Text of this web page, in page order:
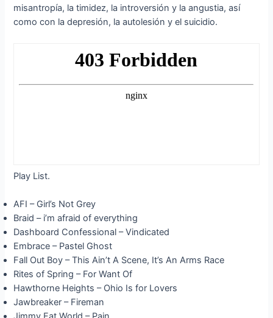
misantropía, la timidez, la introversión y la angustia, así
como con la depresión, la autolesión y el suicidio.
Play List.
AFI – Girl’s Not Grey
Braid – i’m afraid of everything
Dashboard Confessional – Vindicated
Embrace – Pastel Ghost
Fall Out Boy – This Ain’t A Scene, It’s An Arms Race
Rites of Spring – For Want Of
Hawthorne Heights – Ohio Is for Lovers
Jawbreaker – Fireman